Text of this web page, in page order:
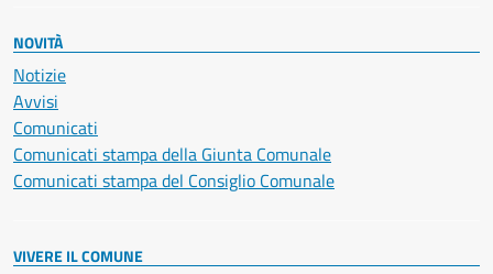
NOVITÀ
Notizie
Avvisi
Comunicati
Comunicati stampa della Giunta Comunale
Comunicati stampa del Consiglio Comunale
VIVERE IL COMUNE